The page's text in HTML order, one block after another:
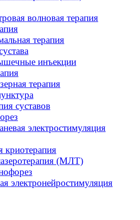
волновая терапия
терапия
инъекции
терапия
суставов
электростимуляция
криотерапия
(МЛТ)
электронейростимуляция